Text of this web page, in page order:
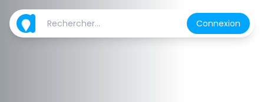
Connexion